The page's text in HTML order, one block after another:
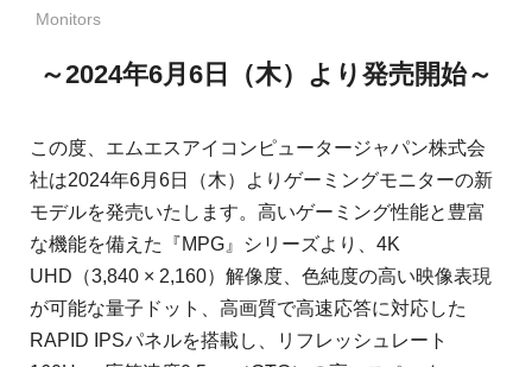
Monitors
～2024年6月6日（木）より発売開始～
この度、エムエスアイコンピュータージャパン株式会
社は2024年6月6日（木）よりゲーミングモニターの新
モデルを発売いたします。高いゲーミング性能と豊富
な機能を備えた『MPG』シリーズより、4K
UHD（3,840 × 2,160）解像度、色純度の高い映像表現
が可能な量子ドット、高画質で高速応答に対応した
RAPID IPSパネルを搭載し、リフレッシュレート